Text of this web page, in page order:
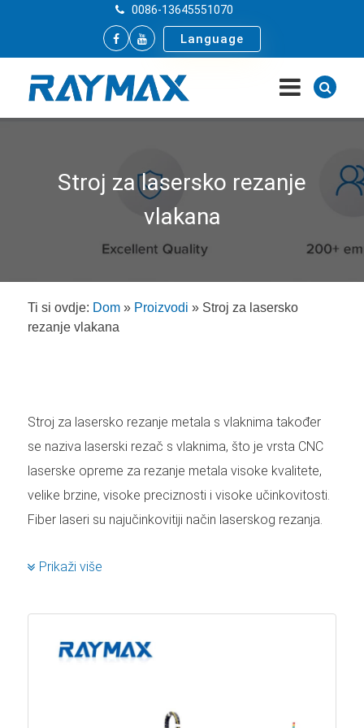
0086-13645551070
Language
Stroj za lasersko rezanje
vlakana
Ti si ovdje: Dom » Proizvodi » Stroj za lasersko
rezanje vlakana
Stroj za lasersko rezanje metala s vlaknima također
se naziva laserski rezač s vlaknima, što je vrsta CNC
laserske opreme za rezanje metala visoke kvalitete,
velike brzine, visoke preciznosti i visoke učinkovitosti.
Fiber laseri su najučinkovitiji način laserskog rezanja.
Rezanje je najpopularnija aplikacija za industrijske
koji se reže, lasersko svjetlo je „oštrica nego nikad
Prikaži više